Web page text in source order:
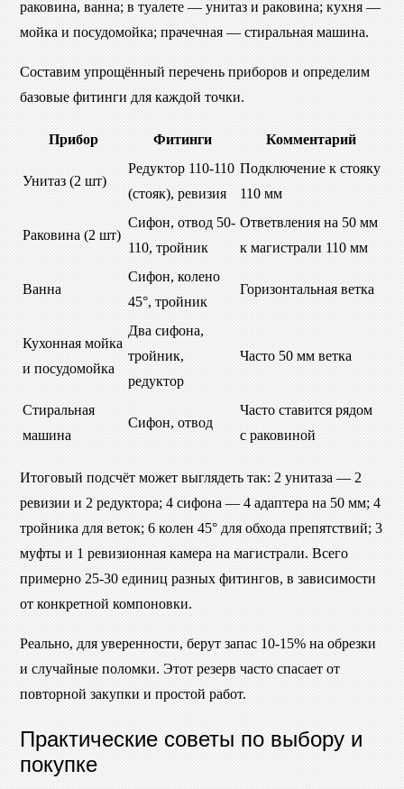
раковина, ванна; в туалете — унитаз и раковина; кухня —
мойка и посудомойка; прачечная — стиральная машина.
Составим упрощённый перечень приборов и определим
базовые фитинги для каждой точки.
Прибор Фитинги Комментарий
Унитаз (2 шт)
Редуктор 110-110
(стояк), ревизия
Подключение к стояку
110 мм
Раковина (2 шт)
Сифон, отвод 50-
110, тройник
Ответвления на 50 мм
к магистрали 110 мм
Ванна
Сифон, колено
45°, тройник
Горизонтальная ветка
Кухонная мойка
и посудомойка
Два сифона,
тройник,
редуктор
Часто 50 мм ветка
Стиральная
машина
Сифон, отвод
Часто ставится рядом
с раковиной
Итоговый подсчёт может выглядеть так: 2 унитаза — 2
ревизии и 2 редуктора; 4 сифона — 4 адаптера на 50 мм; 4
тройника для веток; 6 колен 45° для обхода препятствий; 3
муфты и 1 ревизионная камера на магистрали. Всего
примерно 25-30 единиц разных фитингов, в зависимости
от конкретной компоновки.
Реально, для уверенности, берут запас 10-15% на обрезки
и случайные поломки. Этот резерв часто спасает от
повторной закупки и простой работ.
Практические советы по выбору и
покупке